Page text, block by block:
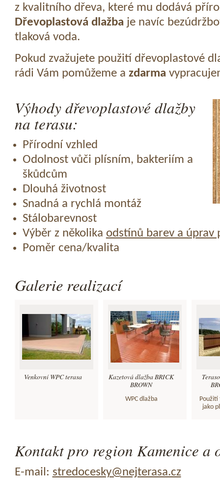
z kvalitního dřeva, které mu dodává
Dřevoplastová dlažba je navíc
tlaková voda.
Pokud zvažujete použití dřevoplastové
rádi Vám pomůžeme a zdarma
Výhody dřevoplastové dlažby
na terasu:
Přírodní vzhled
Odolnost vůči plísním, bakteriím a
škůdcům
Dlouhá životnost
Snadná a rychlá montáž
Stálobarevnost
Výběr z několika odstínů barev a úprav
Poměr cena/kvalita
Galerie realizací
Venkovní WPC terasa
Kazetová dlažba BRICK
BROWN
WPC dlažba
Použití
jako
Kontakt pro region Kamenice a
E-mail: stredocesky@nejterasa.cz